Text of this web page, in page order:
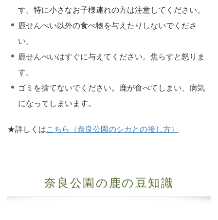
す。特に小さなお子様連れの方は注意してください。
鹿せんべい以外の食べ物を与えたりしないでくださ
い。
鹿せんべいはすぐに与えてください。焦らすと怒りま
す。
ゴミを捨てないでください。鹿が食べてしまい、病気
になってしまいます。
★詳しくはこちら（奈良公園のシカとの接し方）
奈良公園の鹿の豆知識